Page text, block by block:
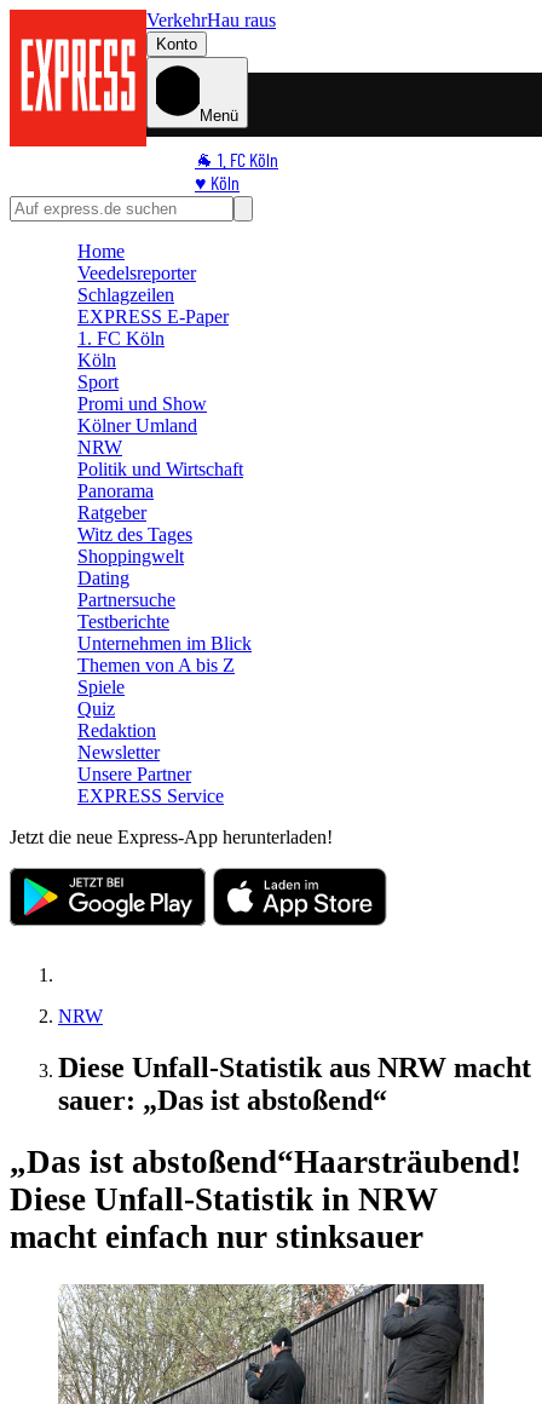
VerkehrHau raus
Konto
Menü
🐐 1. FC Köln
♥️ Köln
⭐ Promi
🛒 Shoppingwelt
Home
Veedelsreporter
Schlagzeilen
EXPRESS E-Paper
1. FC Köln
Köln
Sport
Promi und Show
Kölner Umland
NRW
Politik und Wirtschaft
Panorama
Ratgeber
Witz des Tages
Shoppingwelt
Dating
Partnersuche
Testberichte
Unternehmen im Blick
Themen von A bis Z
Spiele
Quiz
Redaktion
Newsletter
Unsere Partner
EXPRESS Service
Jetzt die neue Express-App herunterladen!
NRW
Diese Unfall-Statistik aus NRW macht
sauer: „Das ist abstoßend“
„Das ist abstoßend“Haarsträubend!
Diese Unfall-Statistik in NRW
macht einfach nur stinksauer